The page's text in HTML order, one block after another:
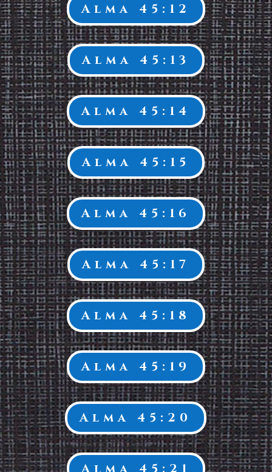
Alma 45:12
Alma 45:13
Alma 45:14
Alma 45:15
Alma 45:16
Alma 45:17
Alma 45:18
Alma 45:19
Alma 45:20
Alma 45:21